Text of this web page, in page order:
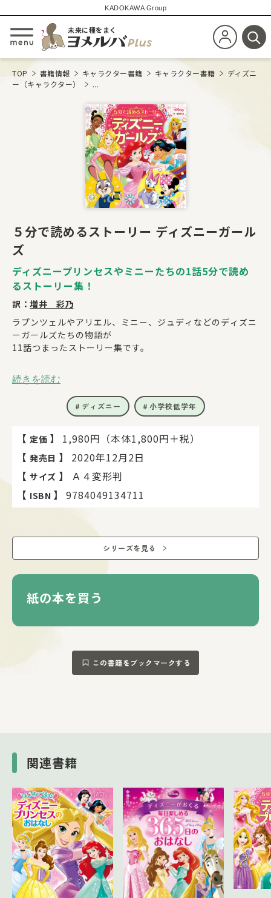
KADOKAWA Group
メニューを開閉する
未来に種をまく
新規会員登
検
TOP 書籍情報 キャラクター書籍 キャラクター書籍
ディズニ
ー（キャラクター）
...
５分で読めるストーリー ディズニーガール
ズ
ディズニープリンセスやミニーたちの1話5分で読め
るストーリー集！
訳： 増井 彩乃
ラプンツェルやアリエル、ミニー、ジュディなどのディズニ
ーガールズたちの物語が
11話つまったストーリー集です。
1話5分で読めるので、読み聞かせにもぴったり。
物語はすべてひらがなとカタカナで表記されているので、お
子さまひとりでも読書を楽しんでいただけます。
リーを
【収録タイトル】
●トイ・ストーリー４…マクディンプルズじゅんさに おま
●モアナと でんせつの うみ…モアナと たんけん
●ムーラン…じまんの むすめ
●アラジン…プリンセスの ポロ
●ズートピア…ちっちゃな ねずみの だいピンチ
●ミニー…ラッパズイセンの なぞ
●プリンセスと まほうの キス…ティアナと だいとかい
●ラプンツェル ザ・シリーズ…あたらしい ぼうけん
続きを読む
ディズニー 小学校低学年
【 定価 】
1,980円（本体1,800円＋税）
【 発売日 】
2020年12月2日
【 サイズ 】
Ａ４変形判
【 ISBN 】 9784049134711
シリーズを見る
紙の本を買う
この書籍をブックマークする
関連書籍